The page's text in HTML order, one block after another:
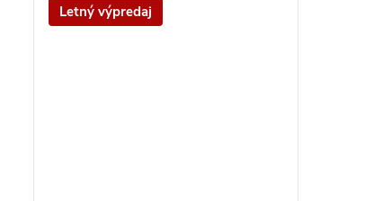
Letný výpredaj